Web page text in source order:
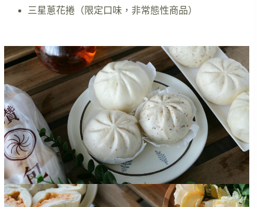
三星蔥花捲（限定口味，非常態性商品）